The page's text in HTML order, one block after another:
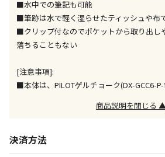
ため、通常よりお時間をいただ
また、日曜・祝日や年末年始な
は、休業明けからの出荷対応と
決定となります。
■水中での筆記も可能
■筆跡は水で軽く湿らせたティッシュや布
■クリップ付なのでポケットから取り出し
落ちることもない
[注意事項]:
■本体は、PILOTゲルチョーク(DX-GCC6-P-
商品説明を閉じる
決済方法